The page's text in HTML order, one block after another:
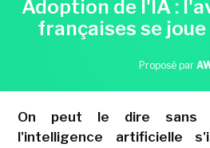
Adoption de l'IA :
françaises se
Proposé par
On peut le dire sans
l'intelligence artificielle